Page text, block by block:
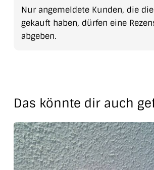
Nur angemeldete Kunden, die
gekauft haben, dürfen eine
abgeben.
Das könnte dir auch